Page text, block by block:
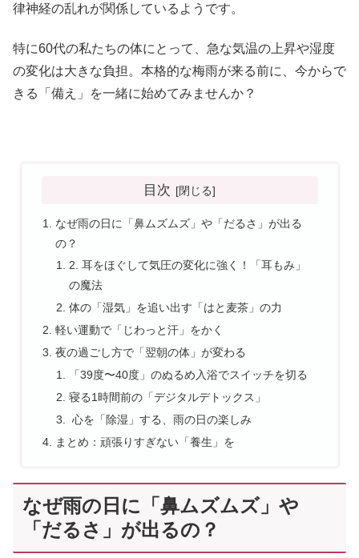
律神経の乱れが関係しているようです。
特に60代の私たちの体にとって、急な気温の上昇や湿度
の変化は大きな負担。本格的な梅雨が来る前に、今からで
きる「備え」を一緒に始めてみませんか？
目次
なぜ雨の日に「鼻ムズムズ」や「だるさ」が出る
の？
2. 耳をほぐして気圧の変化に強く！「耳もみ」
の魔法
体の「湿気」を追い出す「はと麦茶」の力
軽い運動で「じわっと汗」をかく
夜の過ごし方で「翌朝の体」が変わる
「39度〜40度」のぬるめ入浴でスイッチを切る
寝る1時間前の「デジタルデトックス」
心を「除湿」する、雨の日の楽しみ
まとめ：頑張りすぎない「養生」を
なぜ雨の日に「鼻ムズムズ」や
「だるさ」が出るの？